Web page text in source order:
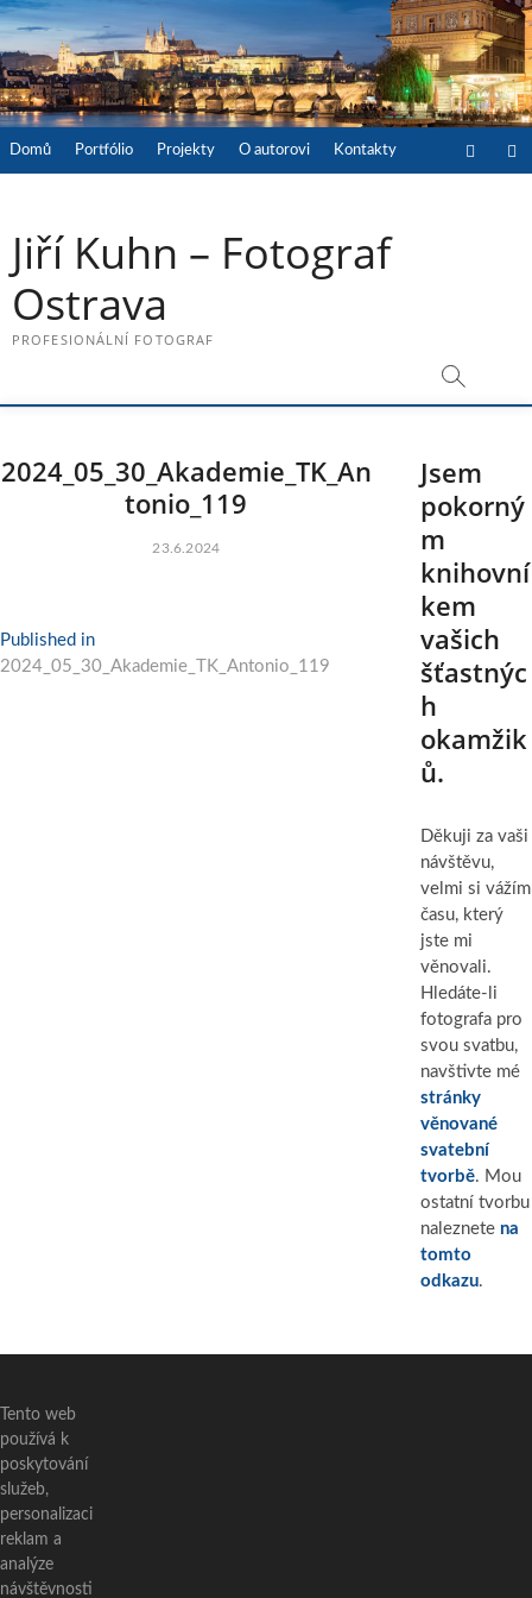
Skip
to
content
Domů Portfólio Projekty O autorovi Kontakty
Jiří Kuhn – Fotograf
Ostrava
PROFESIONÁLNÍ FOTOGRAF
2024_05_30_Akademie_TK_An
tonio_119
23.6.2024
Navigace
pro
Published in
2024_05_30_Akademie_TK_Antonio_119
Jsem
pokorný
m
knihovní
kem
vašich
šťastnýc
h
okamžik
ů.
Děkuji za vaši
návštěvu,
velmi si vážím
času, který
jste mi
věnovali.
Hledáte-li
fotografa pro
svou svatbu,
navštivte mé
stránky
věnované
svatební
tvorbě. Mou
ostatní tvorbu
naleznete na
tomto
odkazu.
Tento web
používá k
poskytování
služeb,
personalizaci
reklam a
analýze
návštěvnosti